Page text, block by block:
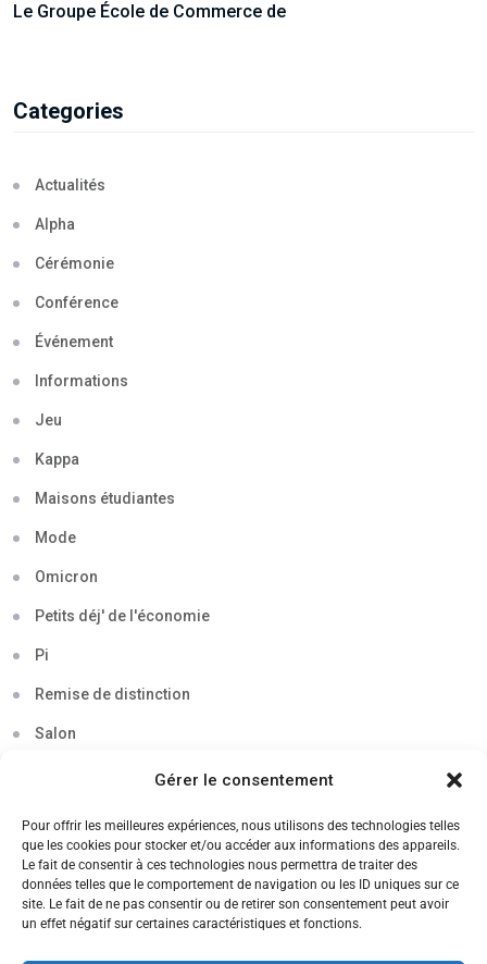
Gérer le consentement
Pour offrir les meilleures expériences, nous utilisons des technologies telles
que les cookies pour stocker et/ou accéder aux informations des appareils.
Le fait de consentir à ces technologies nous permettra de traiter des
données telles que le comportement de navigation ou les ID uniques sur ce
site. Le fait de ne pas consentir ou de retirer son consentement peut avoir
un effet négatif sur certaines caractéristiques et fonctions.
Le Groupe École de Commerce de
Categories
Actualités
Alpha
Cérémonie
Conférence
Événement
Informations
Jeu
Kappa
Maisons étudiantes
Mode
Omicron
Petits déj' de l'économie
Pi
Remise de distinction
Salon
Soirée
Sortie découverte
Tau